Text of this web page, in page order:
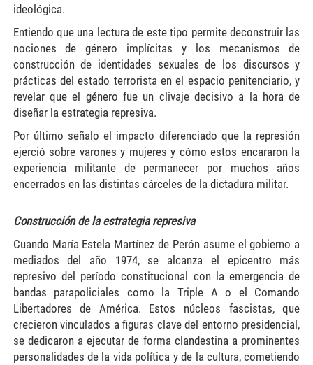
ideológica.
Entiendo que una lectura de este tipo permite deconstruir las
nociones de género implícitas y los mecanismos de
construcción de identidades sexuales de los discursos y
prácticas del estado terrorista en el espacio penitenciario, y
revelar que el género fue un clivaje decisivo a la hora de
diseñar la estrategia represiva.
Por último señalo el impacto diferenciado que la represión
ejerció sobre varones y mujeres y cómo estos encararon la
experiencia militante de permanecer por muchos años
encerrados en las distintas cárceles de la dictadura militar.
Construcción de la estrategia represiva
Cuando María Estela Martínez de Perón asume el gobierno a
mediados del año 1974, se alcanza el epicentro más
represivo del período constitucional con la emergencia de
bandas parapoliciales como la Triple A o el Comando
Libertadores de América. Estos núcleos fascistas, que
crecieron vinculados a figuras clave del entorno presidencial,
se dedicaron a ejecutar de forma clandestina a prominentes
personalidades de la vida política y de la cultura, cometiendo